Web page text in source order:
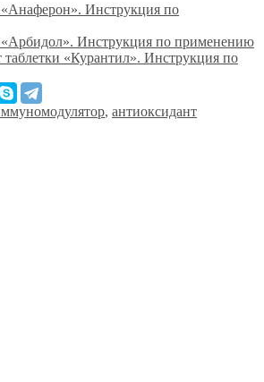
Инструкция по
«Арбидол». Инструкция по применению
«Курантил». Инструкция по
, антиоксидант